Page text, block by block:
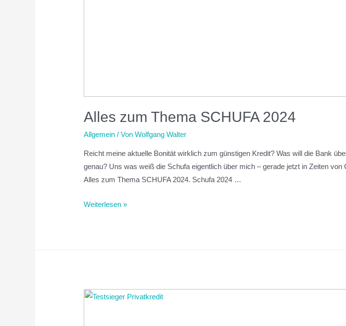
Alles zum Thema SCHUFA 2024
Allgemein / VonWolfgang Walter
Reicht meine aktuelle Bonität wirklich zum günstigen Kredit? Was will die Bank
genau? Uns was weiß die Schufa eigentlich über mich – gerade jetzt in Zeiten
Alles zum Thema SCHUFA 2024. Schufa 2024 …
Weiterlesen »